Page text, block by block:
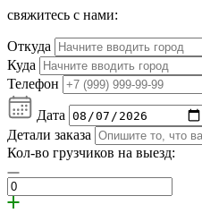
свяжитесь с нами:
Откуда
Куда
Телефон
Дата
Детали заказа
Кол-во грузчиков на выезд: